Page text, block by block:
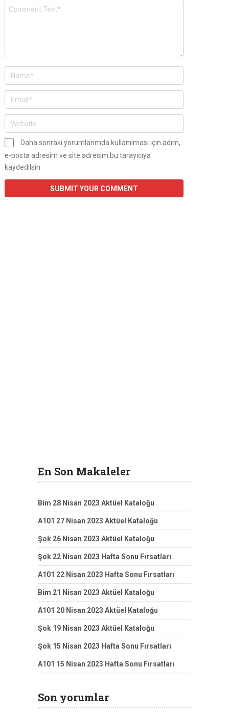
Daha sonraki yorumlarımda kullanılması için adım,
e-posta adresim ve site adresim bu tarayıcıya
kaydedilsin.
En Son Makaleler
Bim 28 Nisan 2023 Aktüel Kataloğu
A101 27 Nisan 2023 Aktüel Kataloğu
Şok 26 Nisan 2023 Aktüel Kataloğu
Şok 22 Nisan 2023 Hafta Sonu Fırsatları
A101 22 Nisan 2023 Hafta Sonu Fırsatları
Bim 21 Nisan 2023 Aktüel Kataloğu
A101 20 Nisan 2023 Aktüel Kataloğu
Şok 19 Nisan 2023 Aktüel Kataloğu
Şok 15 Nisan 2023 Hafta Sonu Fırsatları
A101 15 Nisan 2023 Hafta Sonu Fırsatları
Son yorumlar